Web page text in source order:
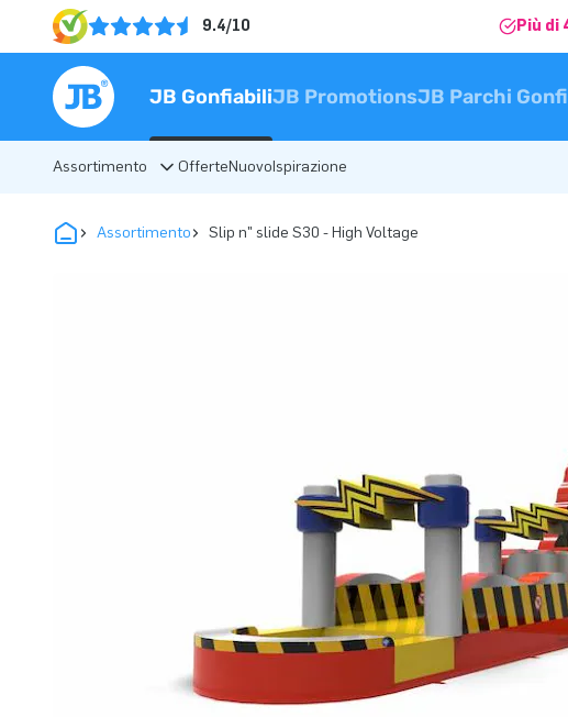
9.4/10 Più di
JB GonfiabiliJB PromotionsJB Parchi
Assortimento OfferteNuovoIspirazione
Assortimento Slip n" slide S30 - High Voltage